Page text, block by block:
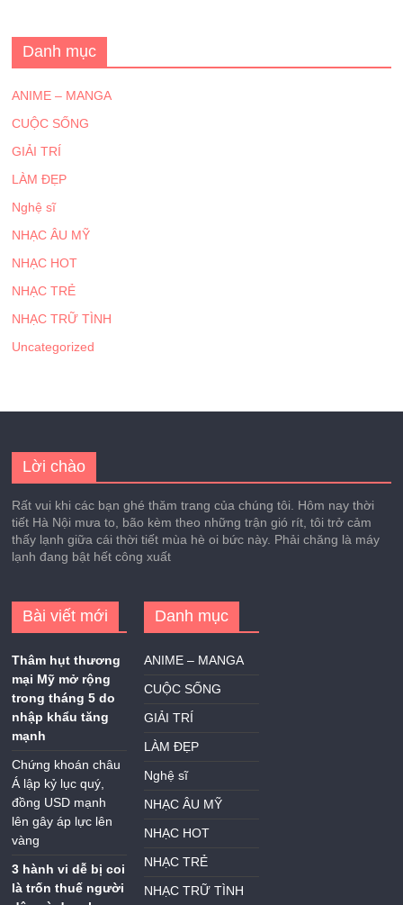
Danh mục
ANIME – MANGA
CUỘC SỐNG
GIẢI TRÍ
LÀM ĐẸP
Nghệ sĩ
NHẠC ÂU MỸ
NHẠC HOT
NHẠC TRẺ
NHẠC TRỮ TÌNH
Uncategorized
Lời chào
Rất vui khi các bạn ghé thăm trang của chúng tôi. Hôm nay thời
tiết Hà Nội mưa to, bão kèm theo những trận gió rít, tôi trở cảm
thấy lạnh giữa cái thời tiết mùa hè oi bức này. Phải chăng là máy
lạnh đang bật hết công xuất
Bài viết mới
Thâm hụt thương
mại Mỹ mở rộng
trong tháng 5 do
nhập khẩu tăng
mạnh
Chứng khoán châu
Á lập kỷ lục quý,
đồng USD mạnh
lên gây áp lực lên
vàng
3 hành vi dễ bị coi
là trốn thuế người
Danh mục
ANIME – MANGA
CUỘC SỐNG
GIẢI TRÍ
LÀM ĐẸP
Nghệ sĩ
NHẠC ÂU MỸ
NHẠC HOT
NHẠC TRẺ
NHẠC TRỮ TÌNH